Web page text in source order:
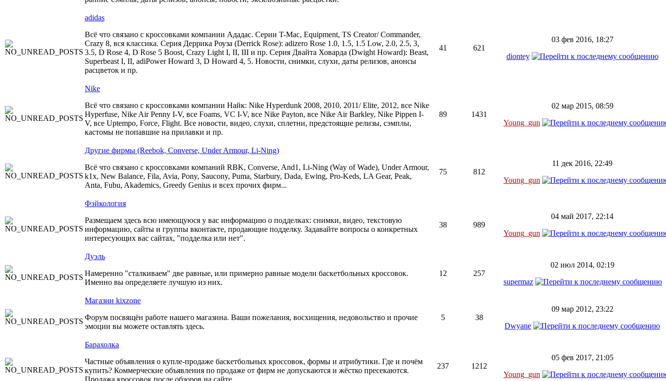
adidas
Всё что связано с кроссовками компании Ададас. Серии T-Mac, Equipment, TS Creator/ Commander,
Crazy 8, вся классика. Серия Деррика Роуза (Derrick Rose): adizero Rose 1.0, 1.5, 1.5 Low, 2.0, 2.5, 3,
3.5, D Rose 4, D Rose 5 Boost, Crazy Light I, II, III и пр. Серия Двайта Ховарда (Dwight Howard): Beast,
Superbeast I, II, adiPower Howard 3, D Howard 4, 5. Новости, снимки, слухи, даты релизов, анонсы
расцветок и пр.
41 621
03 фев 2016, 18:27
diontey
Nike
Всё что связано с кроссовками компании Найк: Nike Hyperdunk 2008, 2010, 2011/ Elite, 2012, все Nike
Hyperfuse, Nike Air Penny I-V, все Foams, VC I-V, все Nike Payton, все Nike Air Barkley, Nike Pippen I-
V, все Uptempo, Force, Flight. Все новости, видео, слухи, сплетни, предстоящие релизы, сэмплы,
кастомы не попавшие на прилавки и пр.
89 1431
02 мар 2015, 08:59
Young_gun
Другие фирмы (Reebok, Converse, Under Armour, Li-Ning)
Всё что связано с кроссовками компаний RBK, Converse, And1, Li-Ning (Way of Wade), Under Armour,
k1x, New Balance, Fila, Avia, Pony, Saucony, Puma, Starbury, Dada, Ewing, Pro-Keds, LA Gear, Peak,
Anta, Fubu, Akademics, Greedy Genius и всех прочих фирм...
75 812
11 дек 2016, 22:49
Young_gun
Фэйкология
Размещаем здесь всю имеющуюся у вас информацию о подделках: снимки, видео, текстовую
информацию, сайты и группы вконтакте, продающие подделку. Задавайте вопросы о конкретных
интересующих вас сайтах, "подделка или нет".
38 989
04 май 2017, 22:14
Young_gun
Дуэль
Намеренно "сталкиваем" две равные, или примерно равные модели баскетбольных кроссовок.
Именно вы определяете лучшую из них.
12 257
02 июл 2014, 02:19
supermaz
Магазин kixzone
Форум посвящён работе нашего магазина. Ваши пожелания, восхищения, недовольство и прочие
эмоции вы можете оставлять здесь.
5 38
09 мар 2012, 23:22
Dwyane
Барахолка
Частные объявления о купле-продаже баскетбольных кроссовок, формы и атрибутики. Где и почём
купить? Коммерческие объявления по продаже от фирм не допускаются и жёстко пресекаются.
Продажа кроссовок после обзоров на сайте.
237 1212
05 фев 2017, 21:05
Young_gun